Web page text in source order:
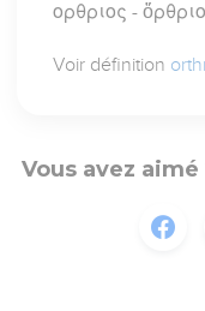
ορθριος -
Voir définition
Vous avez